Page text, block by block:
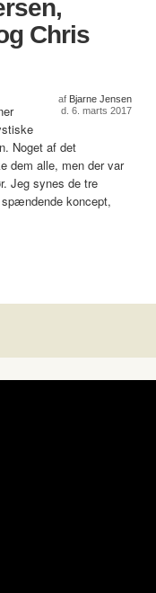
Chris
af Bjarne Jensen
d. 6. marts 2017
Noget af det
dem alle, men der var
Jeg synes de tre
koncept,